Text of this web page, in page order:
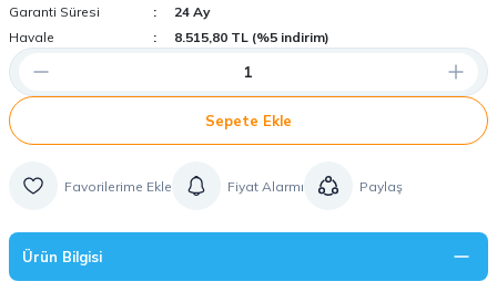
Garanti Süresi
24 Ay
Havale
8.515,80 TL (%5 indirim)
Sepete Ekle
Fiyat Alarmı Paylaş
Ürün Bilgisi